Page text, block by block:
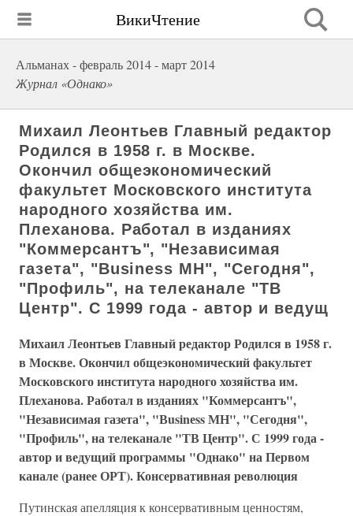
ВикиЧтение
Альманах - февраль 2014 - март 2014
Журнал «Однако»
Михаил Леонтьев Главный редактор
Родился в 1958 г. в Москве.
Окончил общеэкономический
факультет Московского института
народного хозяйства им.
Плеханова. Работал в изданиях
"Коммерсантъ", "Независимая
газета", "Вusinеss МН", "Сегодня",
"Профиль", на телеканале "ТВ
Центр". С 1999 года - автор и ведущ
Михаил Леонтьев Главный редактор Родился в 1958 г.
в Москве. Окончил общеэкономический факультет
Московского института народного хозяйства им.
Плеханова. Работал в изданиях "Коммерсантъ",
"Независимая газета", "Вusinеss МН", "Сегодня",
"Профиль", на телеканале "ТВ Центр". С 1999 года -
автор и ведущий программы "Однако" на Первом
канале (ранее ОРТ). Консервативная революция
Путинская апелляция к консервативным ценностям,